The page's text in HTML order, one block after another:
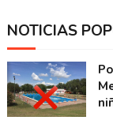
NOTICIAS